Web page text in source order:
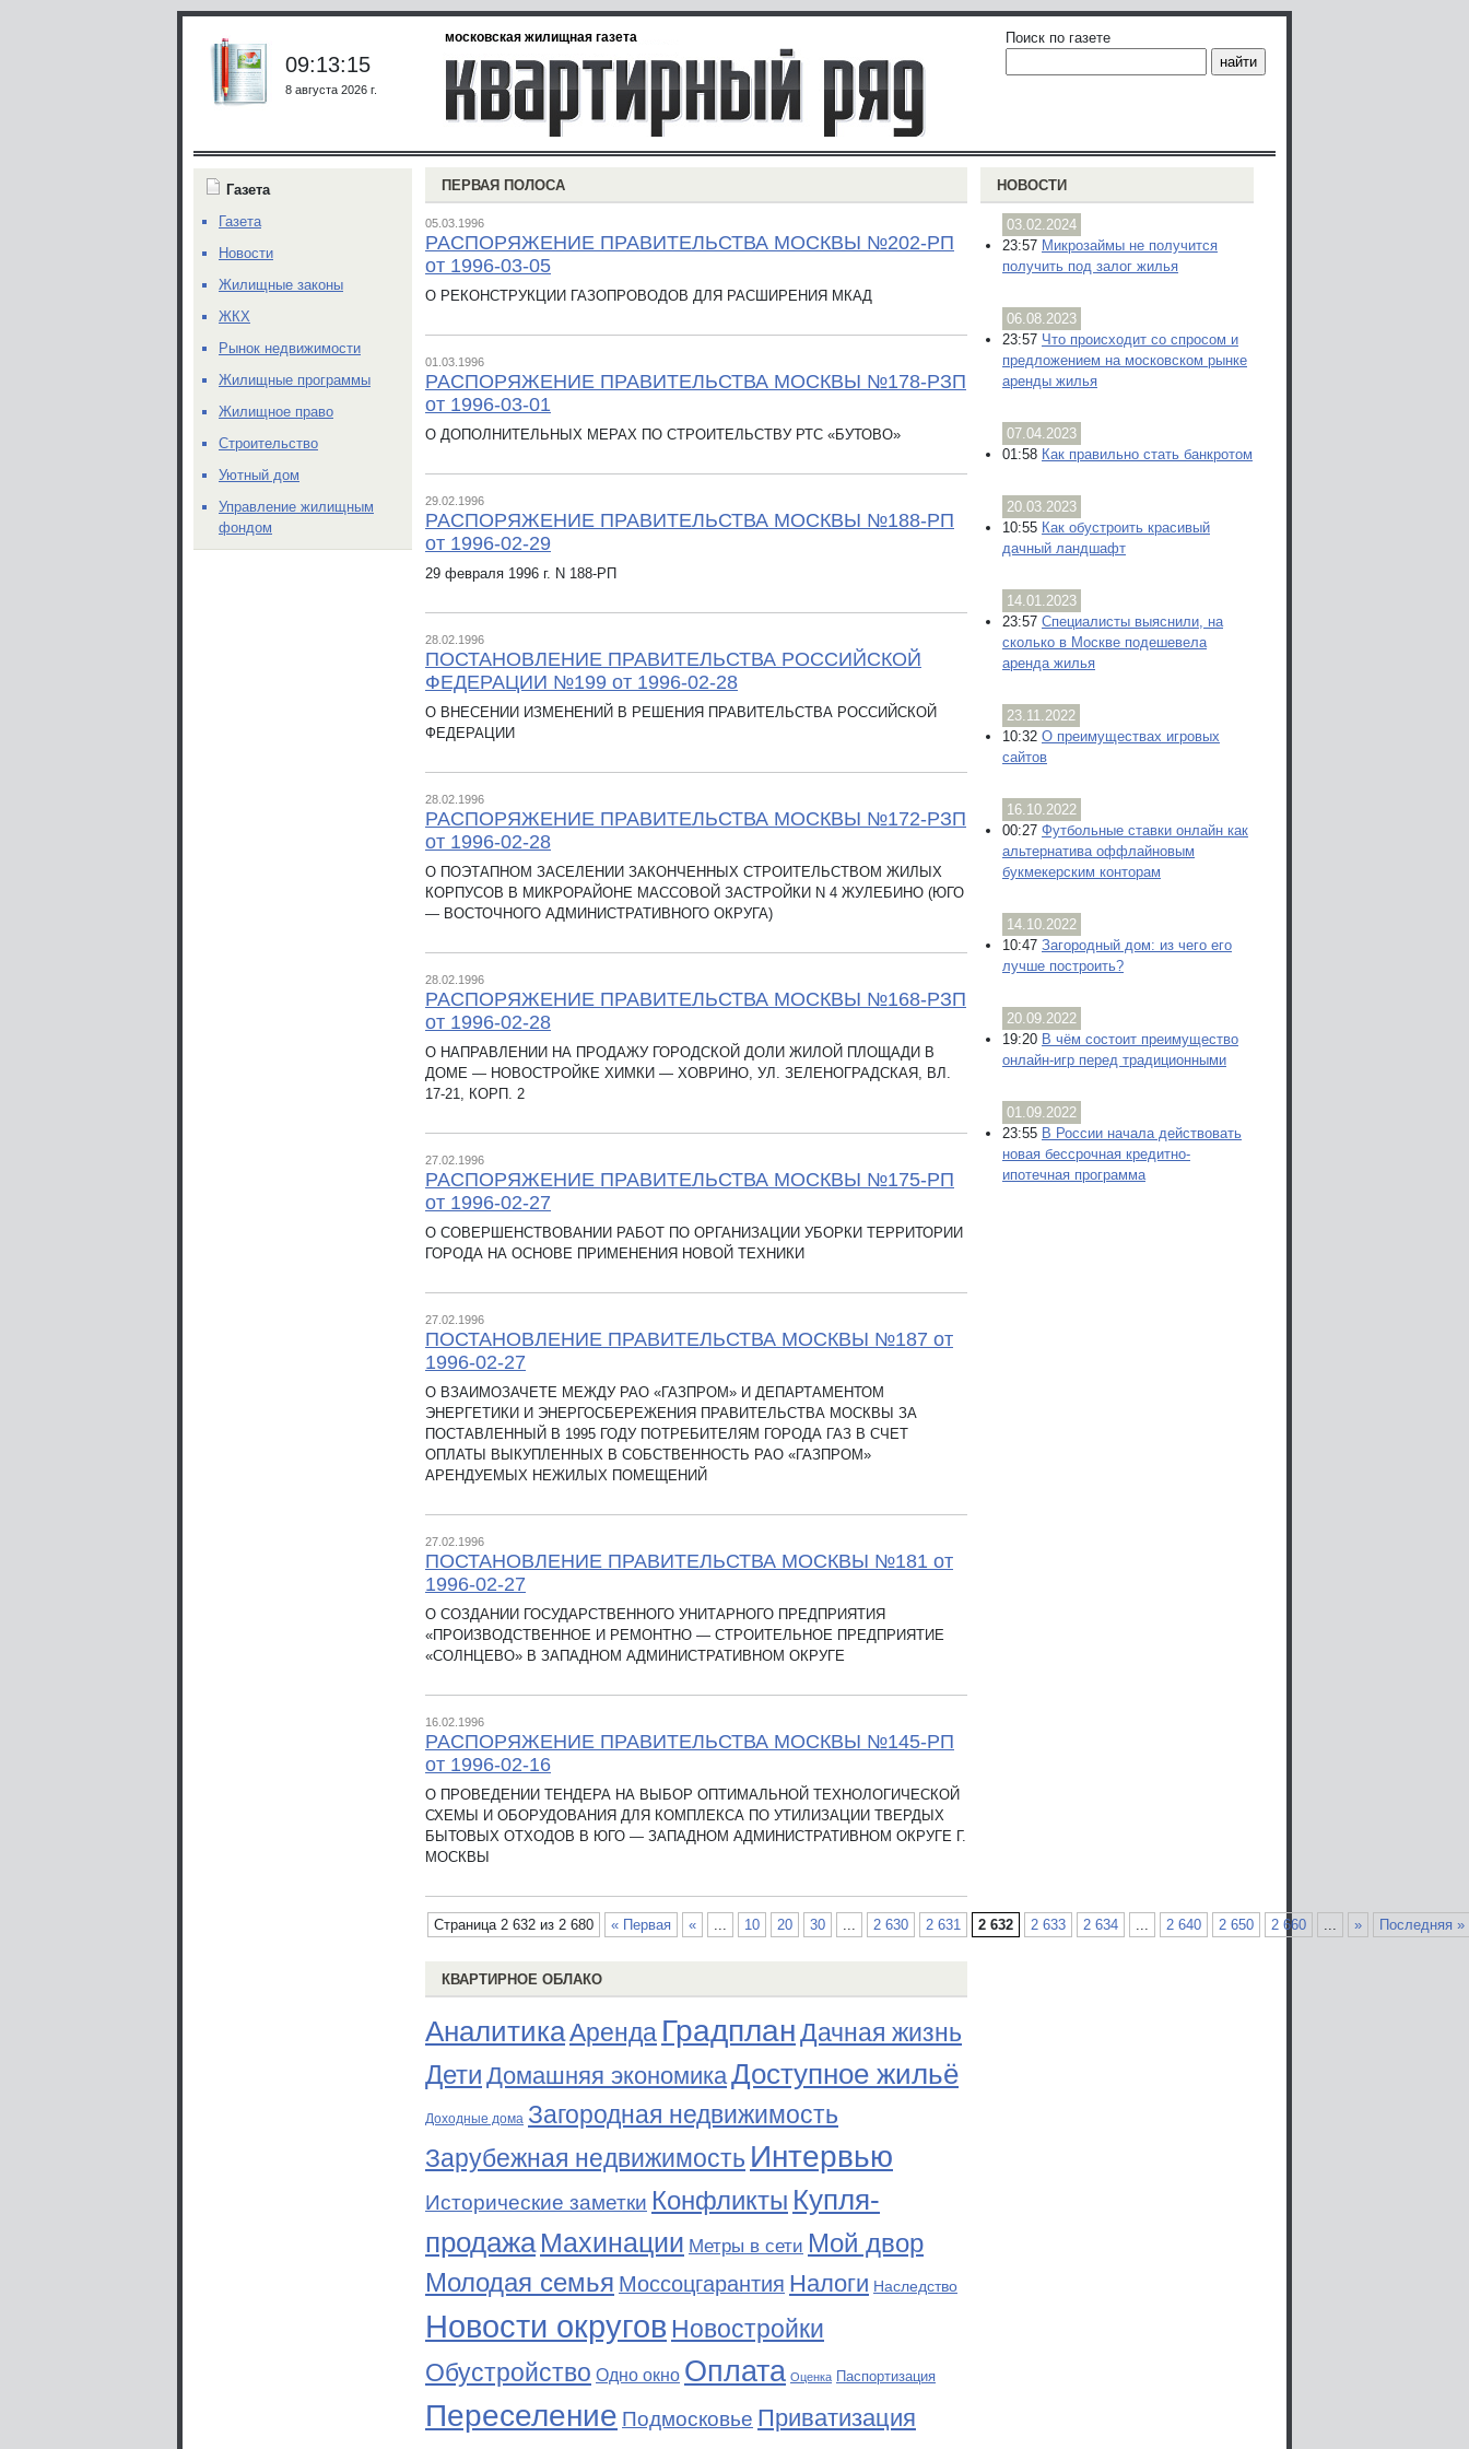
московская жилищная газета
09:13:15
8 августа 2026 г.
Поиск по газете
ПЕРВАЯ ПОЛОСА
05.03.1996
РАСПОРЯЖЕНИЕ ПРАВИТЕЛЬСТВА МОСКВЫ №202-РП
от 1996-03-05
О РЕКОНСТРУКЦИИ ГАЗОПРОВОДОВ ДЛЯ РАСШИРЕНИЯ МКАД
01.03.1996
РАСПОРЯЖЕНИЕ ПРАВИТЕЛЬСТВА МОСКВЫ №178-РЗП
от 1996-03-01
О ДОПОЛНИТЕЛЬНЫХ МЕРАХ ПО СТРОИТЕЛЬСТВУ РТС «БУТОВО»
29.02.1996
РАСПОРЯЖЕНИЕ ПРАВИТЕЛЬСТВА МОСКВЫ №188-РП
от 1996-02-29
29 февраля 1996 г. N 188-РП
28.02.1996
ПОСТАНОВЛЕНИЕ ПРАВИТЕЛЬСТВА РОССИЙСКОЙ
ФЕДЕРАЦИИ №199 от 1996-02-28
О ВНЕСЕНИИ ИЗМЕНЕНИЙ В РЕШЕНИЯ ПРАВИТЕЛЬСТВА РОССИЙСКОЙ
ФЕДЕРАЦИИ
28.02.1996
РАСПОРЯЖЕНИЕ ПРАВИТЕЛЬСТВА МОСКВЫ №172-РЗП
от 1996-02-28
О ПОЭТАПНОМ ЗАСЕЛЕНИИ ЗАКОНЧЕННЫХ СТРОИТЕЛЬСТВОМ ЖИЛЫХ
КОРПУСОВ В МИКРОРАЙОНЕ МАССОВОЙ ЗАСТРОЙКИ N 4 ЖУЛЕБИНО (ЮГО
— ВОСТОЧНОГО АДМИНИСТРАТИВНОГО ОКРУГА)
28.02.1996
РАСПОРЯЖЕНИЕ ПРАВИТЕЛЬСТВА МОСКВЫ №168-РЗП
от 1996-02-28
О НАПРАВЛЕНИИ НА ПРОДАЖУ ГОРОДСКОЙ ДОЛИ ЖИЛОЙ ПЛОЩАДИ В
ДОМЕ — НОВОСТРОЙКЕ ХИМКИ — ХОВРИНО, УЛ. ЗЕЛЕНОГРАДСКАЯ, ВЛ.
17-21, КОРП. 2
27.02.1996
РАСПОРЯЖЕНИЕ ПРАВИТЕЛЬСТВА МОСКВЫ №175-РП
от 1996-02-27
О СОВЕРШЕНСТВОВАНИИ РАБОТ ПО ОРГАНИЗАЦИИ УБОРКИ ТЕРРИТОРИИ
ГОРОДА НА ОСНОВЕ ПРИМЕНЕНИЯ НОВОЙ ТЕХНИКИ
27.02.1996
ПОСТАНОВЛЕНИЕ ПРАВИТЕЛЬСТВА МОСКВЫ №187 от
1996-02-27
О ВЗАИМОЗАЧЕТЕ МЕЖДУ РАО «ГАЗПРОМ» И ДЕПАРТАМЕНТОМ
ЭНЕРГЕТИКИ И ЭНЕРГОСБЕРЕЖЕНИЯ ПРАВИТЕЛЬСТВА МОСКВЫ ЗА
ПОСТАВЛЕННЫЙ В 1995 ГОДУ ПОТРЕБИТЕЛЯМ ГОРОДА ГАЗ В СЧЕТ
ОПЛАТЫ ВЫКУПЛЕННЫХ В СОБСТВЕННОСТЬ РАО «ГАЗПРОМ»
АРЕНДУЕМЫХ НЕЖИЛЫХ ПОМЕЩЕНИЙ
27.02.1996
ПОСТАНОВЛЕНИЕ ПРАВИТЕЛЬСТВА МОСКВЫ №181 от
1996-02-27
О СОЗДАНИИ ГОСУДАРСТВЕННОГО УНИТАРНОГО ПРЕДПРИЯТИЯ
«ПРОИЗВОДСТВЕННОЕ И РЕМОНТНО — СТРОИТЕЛЬНОЕ ПРЕДПРИЯТИЕ
«СОЛНЦЕВО» В ЗАПАДНОМ АДМИНИСТРАТИВНОМ ОКРУГЕ
16.02.1996
РАСПОРЯЖЕНИЕ ПРАВИТЕЛЬСТВА МОСКВЫ №145-РП
от 1996-02-16
О ПРОВЕДЕНИИ ТЕНДЕРА НА ВЫБОР ОПТИМАЛЬНОЙ ТЕХНОЛОГИЧЕСКОЙ
СХЕМЫ И ОБОРУДОВАНИЯ ДЛЯ КОМПЛЕКСА ПО УТИЛИЗАЦИИ ТВЕРДЫХ
БЫТОВЫХ ОТХОДОВ В ЮГО — ЗАПАДНОМ АДМИНИСТРАТИВНОМ ОКРУГЕ Г.
МОСКВЫ
Страница 2 632 из 2 680 « Первая « ... 10 20 30 ... 2 630 2 631 2 632 2 633 2 634 ... 2 640 2 650 2 660 ... » Последняя »
КВАРТИРНОЕ ОБЛАКО
АналитикаАренда ГрадпланДачная жизнь
Дети Домашняя экономикаДоступное жильё
Доходные дома Загородная недвижимость
Зарубежная недвижимость Интервью
Исторические заметки Конфликты Купля-
продажа Махинации Метры в сети Мой двор
Молодая семья Моссоцгарантия Налоги Наследство
Новости округов Новостройки
Обустройство Одно окно Оплата Оценка Паспортизация
Переселение Подмосковье Приватизация
НОВОСТИ
03.02.2024
23:57 Микрозаймы не получится
получить под залог жилья
06.08.2023
23:57 Что происходит со спросом и
предложением на московском рынке
аренды жилья
07.04.2023
01:58 Как правильно стать банкротом
20.03.2023
10:55 Как обустроить красивый
дачный ландшафт
14.01.2023
23:57 Специалисты выяснили, на
сколько в Москве подешевела
аренда жилья
23.11.2022
10:32 О преимуществах игровых
сайтов
16.10.2022
00:27 Футбольные ставки онлайн как
альтернатива оффлайновым
букмекерским конторам
14.10.2022
10:47 Загородный дом: из чего его
лучше построить?
20.09.2022
19:20 В чём состоит преимущество
онлайн-игр перед традиционными
01.09.2022
23:55 В России начала действовать
новая бессрочная кредитно-
ипотечная программа
Газета
Газета
Новости
Жилищные законы
ЖКХ
Рынок недвижимости
Жилищные программы
Жилищное право
Строительство
Уютный дом
Управление жилищным
фондом